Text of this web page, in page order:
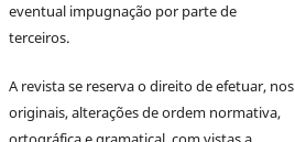
eventual impugnação por parte de
terceiros.
A revista se reserva o direito de efetuar, nos
originais, alterações de ordem normativa,